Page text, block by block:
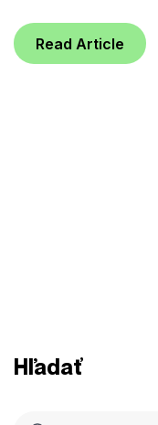
Read Article
Hľadať